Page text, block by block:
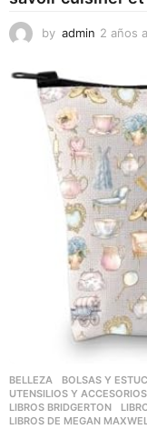
by admin 2 años
BELLEZA ,BOLSAS Y
UTENSILIOS Y ACCESORIOS
LIBROS BRIDGERTON
,
LIBROS DE MEGAN